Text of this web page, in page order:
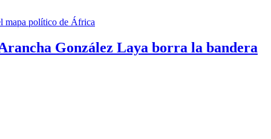
González Laya borra la bandera